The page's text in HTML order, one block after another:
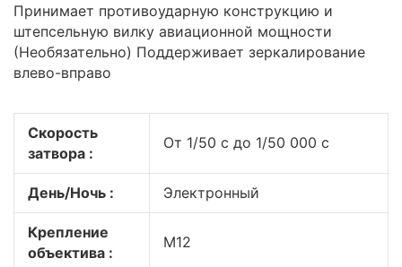
Принимает противоударную конструкцию и
штепсельную вилку авиационной мощности
(Необязательно) Поддерживает зеркалирование
влево-вправо
Скорость
затвора :
От 1/50 с до 1/50 000 с
День/Ночь : Электронный
Крепление
объектива :
М12